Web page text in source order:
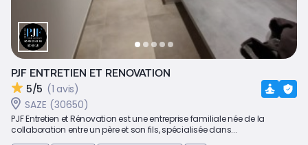
PJF ENTRETIEN ET RENOVATION
5/5 (1 avis)
SAZE (30650)
PJF Entretien et Rénovation est une entreprise familiale née de la
collaboration entre un père et son fils, spécialisée dans...